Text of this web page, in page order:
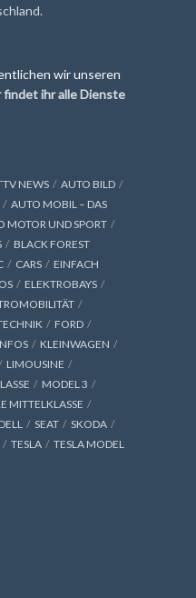
wir unseren
findet ihr alle Dienste
NEWS
AUTO BILD
AUTO MOBIL – DAS
MOTOR UND SPORT
BLACK FOREST
CARS
EINFACH
ELEKTROBAYS
FORD
KLEINWAGEN
LIMOUSINE
MODEL 3
MITTELKLASSE
SEAT
SKODA
TESLA
TESLA MODEL